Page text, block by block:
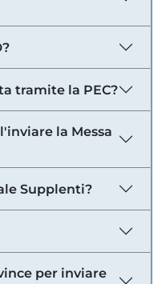
tramite la PEC?
la Messa
Supplenti?
per inviare